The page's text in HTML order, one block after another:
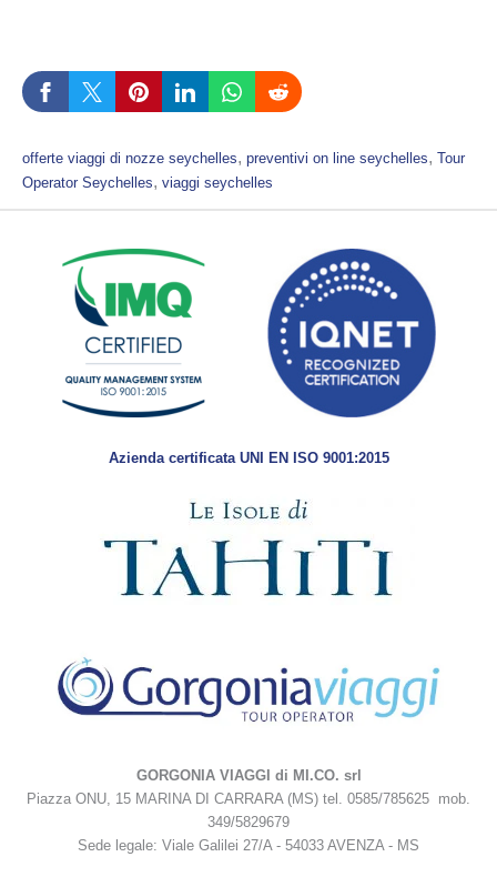
offerte viaggi di nozze seychelles, preventivi on line seychelles, Tour
Operator Seychelles, viaggi seychelles
Azienda certificata UNI EN ISO 9001:2015
GORGONIA VIAGGI di MI.CO. srl
Piazza ONU, 15 MARINA DI CARRARA (MS) tel. 0585/785625 mob.
349/5829679
Sede legale: Viale Galilei 27/A - 54033 AVENZA - MS